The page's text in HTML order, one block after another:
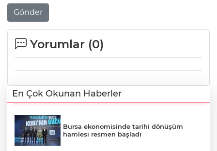
Gönder
Yorumlar (0)
En Çok Okunan Haberler
Bursa ekonomisinde tarihi dönüşüm
hamlesi resmen başladı